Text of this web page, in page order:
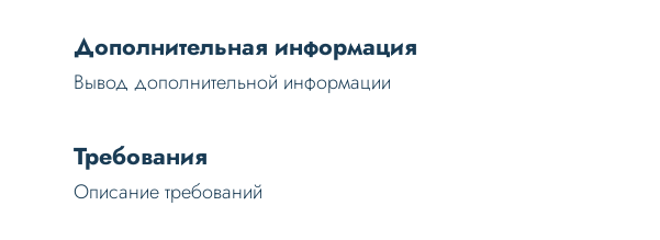
Дополнительная информация
Вывод дополнительной информации
Требования
Описание требований